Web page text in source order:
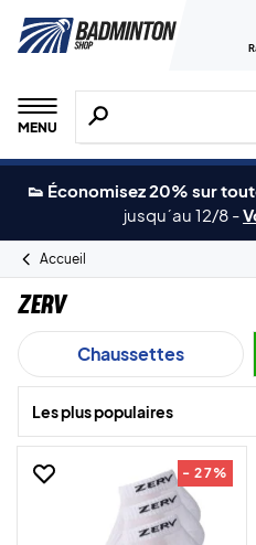
MENU
Recherche de
👟 Économisez 20% sur
jusqu´au 12/8 -
Accueil
ZERV
Chaussettes
Les plus populaires
- 27%